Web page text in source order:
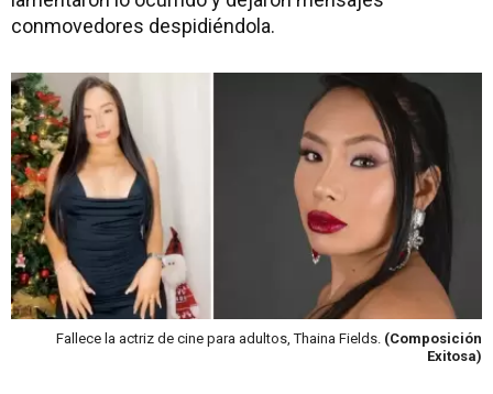
conmovedores despidiéndola.
Fallece la actriz de cine para adultos, Thaina Fields. (Composición
Exitosa)